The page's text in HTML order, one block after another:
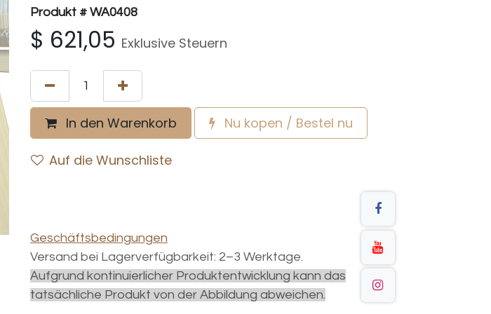
Produkt # WA0408
$ 621,05 Exklusive Steuern
In den Warenkorb Nu kopen / Bestel nu
Auf die Wunschliste
Geschäftsbedingungen
Versand bei Lagerverfügbarkeit: 2–3 Werktage.
Aufgrund kontinuierlicher Produktentwicklung kann das
tatsächliche Produkt von der Abbildung abweichen.